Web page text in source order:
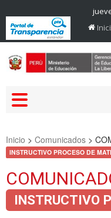
Inicio > Comunicados >
INSTRUCTIVO PROCESO DE
INSTRUCTIVO